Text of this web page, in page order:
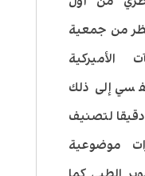
من جمعية
الأميركية
إلى ذلك
لتصنيف
موضوعية